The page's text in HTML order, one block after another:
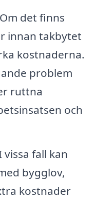
Om det finns
innan takbytet
kostnaderna.
problem
ruttna
och
vissa fall kan
bygglov,
kostnader